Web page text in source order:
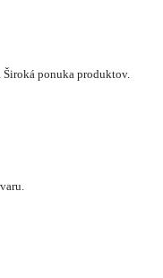
Široká ponuka produktov.